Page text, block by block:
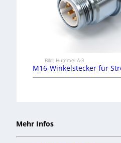
Bild: Hummel AG
M16-Winkelstecker für
Mehr Infos